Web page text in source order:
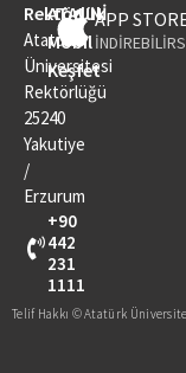
Rektörlük
Atatürk
Üniversitesi
Rektörlüğü
25240
Yakutiye
/
Erzurum
+90
442
231
1111
ATAUNİ
Mobil
Keşfet
APP
Telif Hakkı © Atatürk